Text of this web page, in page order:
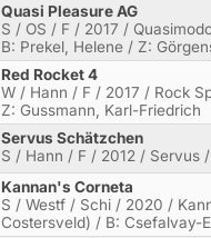
Quasi Pleasure AG
S / OS / F / 2017 /
B: Prekel, Helene / Z:
Red Rocket 4
W / Hann / F / 2017 / Rock
Z: Gussmann, Karl-Friedrich
Servus Schätzchen
S / Hann / F / 2012 / Servus
Kannan's Corneta
S / Westf / Schi / 2020 /
Costersveld) / B: Csefalvay-